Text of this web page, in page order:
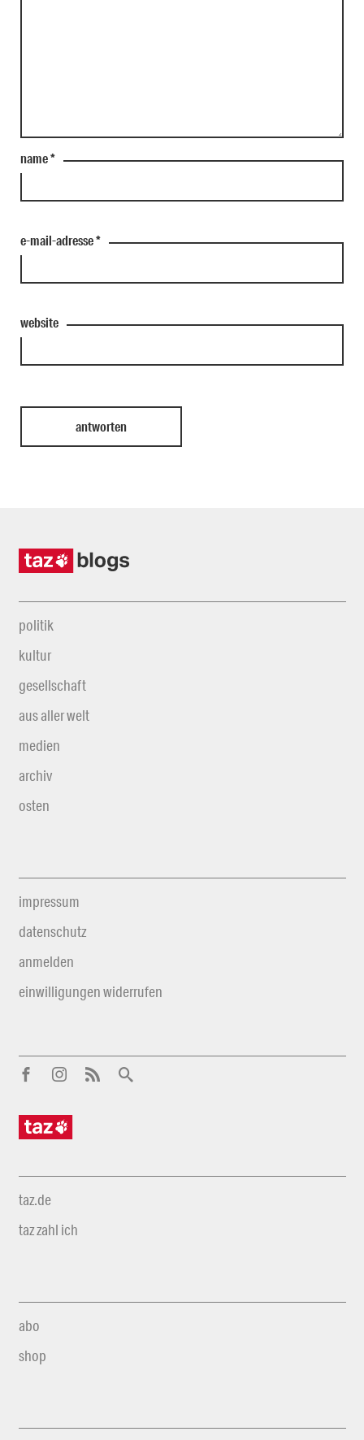
name*
e-mail-adresse*
website
politik
kultur
gesellschaft
aus aller welt
medien
archiv
osten
impressum
datenschutz
anmelden
einwilligungen widerrufen
taz.de
taz zahl ich
abo
shop